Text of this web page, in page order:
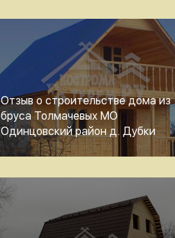
Отзыв о строительстве дома из
бруса Толмачевых МО
Одинцовский район д. Дубки